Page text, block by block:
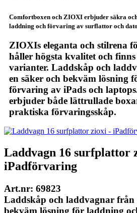
Comfortboxen och ZIOXI erbjuder säkra
laddning och förvaring av surflattor och
ZIOXIs eleganta och stilrena
håller högsta kvalitet och
varianter. Laddskåp och
en säker och bekväm lösning
förvaring av iPads och
erbjuder både lättrullade
praktiska förvaringsskåp.
Laddvagn 16 surfplattor
iPadförvaring
Art.nr: 69823
Laddskåp och laddvagnar från
bekväm lösning för laddning